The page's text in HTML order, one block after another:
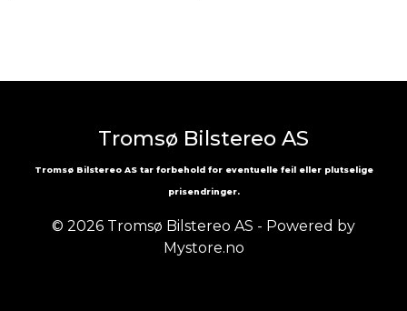
Tromsø Bilstereo AS
Tromsø Bilstereo AS tar forbehold for eventuelle feil eller plutselige
prisendringer.
© 2026 Tromsø Bilstereo AS - Powered by
Mystore.no